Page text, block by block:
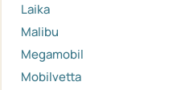
Laika
Malibu
Megamobil
Mobilvetta